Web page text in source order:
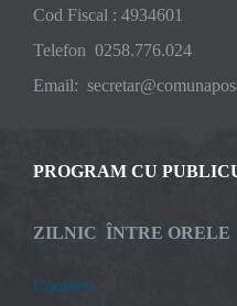
Cod Fiscal : 4934601
Telefon 0258.776.024
Email:
PROGRAM CU
ZILNIC ÎNTRE ORELE
Cookies